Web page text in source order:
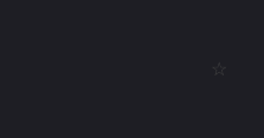
☆